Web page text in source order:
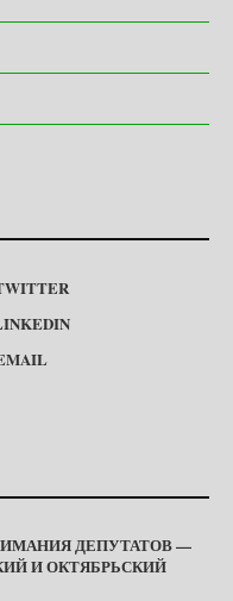
ДЕПУТАТОВ —
И ОКТЯБРЬСКИЙ